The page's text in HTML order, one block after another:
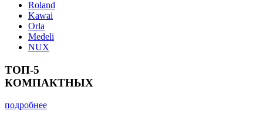
Roland
Kawai
Orla
Medeli
NUX
ТОП-5
КОМПАКТНЫХ
подробнее